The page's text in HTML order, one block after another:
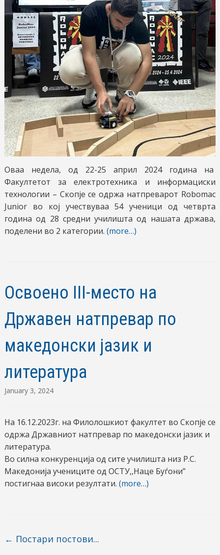
Оваа недела, од 22-25 април 2024 година на
Факултетот за електротехника и информациски
технологии – Скопје се одржа натпреварот Robomac
Junior во кој учествуваа 54 ученици од четврта
година од 28 средни училишта од нашата држава,
поделени во 2 категории. (more…)
Освоено III-место на
Државен натпревар по
македонски јазик и
литература
January 3, 2024
На 16.12.2023г. на Филолошкиот факултет во Скопје се
одржа Државниот натпревар по македонски јазик и
литература.
Во силна конкуренција од сите училишта низ Р.С.
Македонија учениците од ОСТУ,,Наце Буѓони”
постигнаа високи резултати. (more…)
Post navigation
← Постари постови...